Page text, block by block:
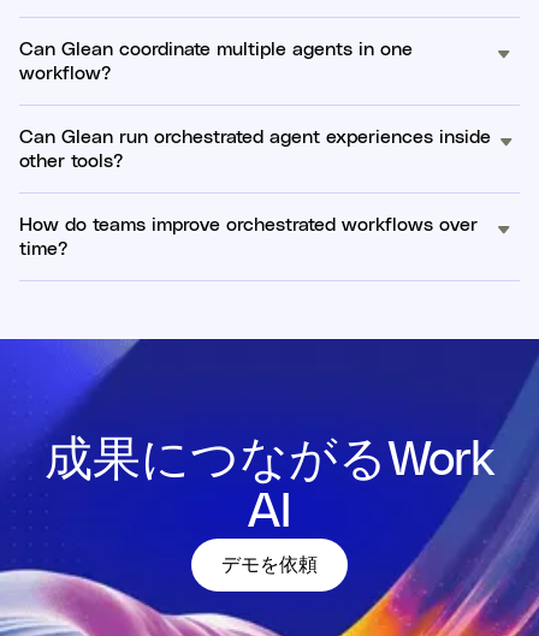
Can Glean coordinate multiple agents in one
workflow?
Can Glean run orchestrated agent experiences inside
other tools?
How do teams improve orchestrated workflows over
time?
成果につながるWork
AI
デモを依頼